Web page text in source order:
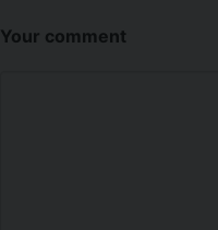
Your comment